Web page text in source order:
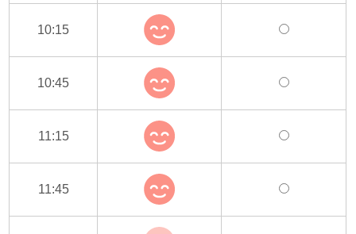
10:15
10:45
11:15
11:45